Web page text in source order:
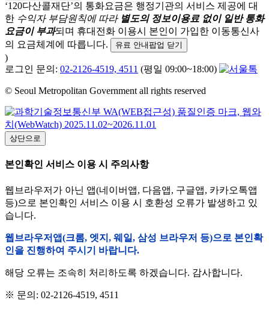
‘120다산콜재단’의 통화요금은 행정기관의 서비스 제공에 대
한 수익자 부담원칙에 따라 별도의 정보이용료 없이 일반 통화
요금이 부과되며 휴대전화 이용시 본인이 가입한 이동통신사
의 요금체계에 따릅니다.
유료 안내팝업 닫기
)
로그인 문의: 02-2126-4519, 4511 (평일 09:00~18:00)
© Seoul Metropolitan Government all rights reserved
상단으로
본인확인 서비스 이용 시 주의사항
웹브라우저가 아닌 앱(네이버앱, 다음앱, 구글앱, 카카오톡앱
등)으로 본인확인 서비스 이용 시 호환성 오류가 발생하고 있
습니다.
웹브라우저앱(크롬, 엣지, 웨일, 삼성 브라우저 등)으로 본인확
인을 진행하여 주시기 바랍니다.
해당 오류는 조속히 처리하도록 하겠습니다. 감사합니다.
※ 문의: 02-2126-4519, 4511